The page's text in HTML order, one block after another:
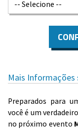
Mais Informações
Preparados para
você é um
no próximo evento